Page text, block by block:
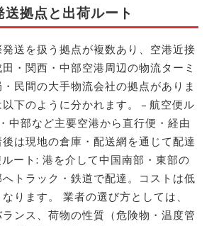
送拠点と出荷ルート
送を扱う拠点が複数あり、空港近接
・関西・中部空港周辺の物流ターミ
民間の大手物流会社の拠点がありま
下のように分かれます。 – 航空便ル
中部など主要空港から直行便・経由
は現地の倉庫・配送網を通じて配達
ルート: 港を介して中国南部・東部の
トラック・鉄道で配達。コストは低
ります。 業者の選び方としては、
ンス、荷物の性質（危険物・温度管